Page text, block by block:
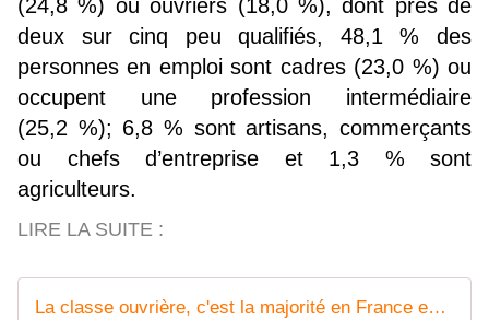
(24,8 %) ou ouvriers (18,0 %), dont près de
deux sur cinq peu qualifiés, 48,1 % des
personnes en emploi sont cadres (23,0 %) ou
occupent une profession intermédiaire
(25,2 %); 6,8 % sont artisans, commerçants
ou chefs d’entreprise et 1,3 % sont
agriculteurs.
LIRE LA SUITE :
La classe ouvrière, c'est la majorité en France en 2026, la clé de la présidentielle 2027. La preuve en chiffres [Enquête - partie I] - INITIATIVE COMMUNISTE